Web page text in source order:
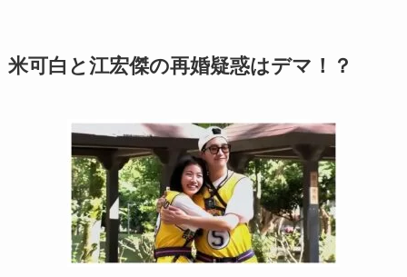
米可白と江宏傑の再婚疑惑はデマ！？